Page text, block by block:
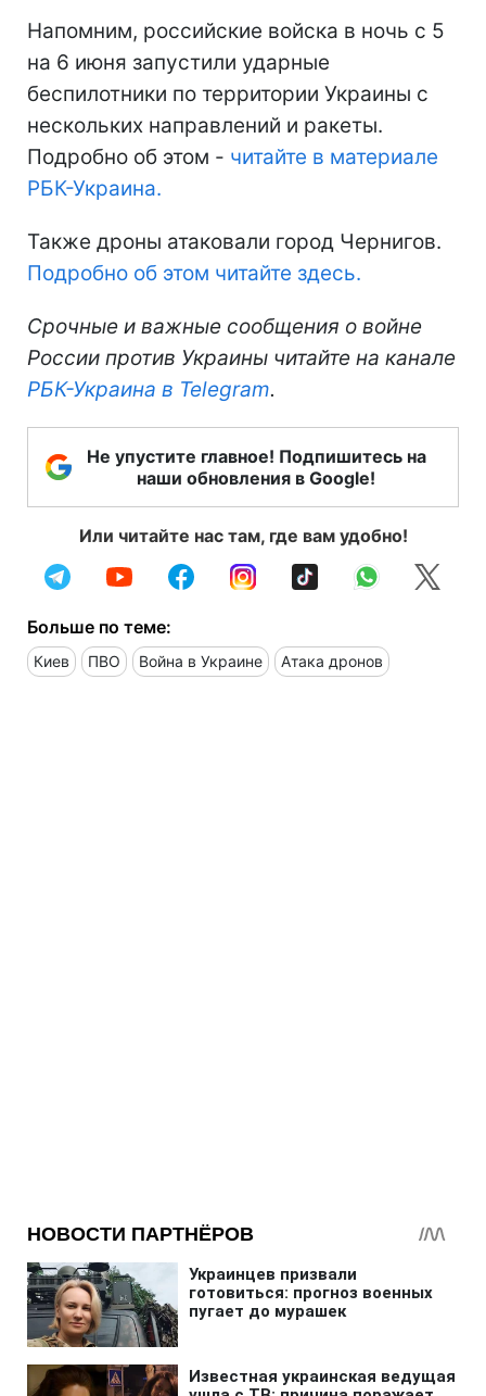
Напомним, российские войска в ночь с 5
на 6 июня запустили ударные
беспилотники по территории Украины с
нескольких направлений и ракеты.
Подробно об этом - читайте в материале
РБК-Украина.
Также дроны атаковали город Чернигов.
Подробно об этом читайте здесь.
Срочные и важные сообщения о войне
России против Украины читайте на канале
РБК-Украина в Telegram.
Не упустите главное! Подпишитесь на
наши обновления в Google!
Или читайте нас там, где вам удобно!
Больше по теме:
Киев ПВО Война в Украине Атака дронов